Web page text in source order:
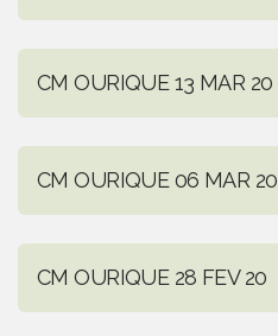
CM OURIQUE 13 MAR 20
CM OURIQUE 06 MAR 20
CM OURIQUE 28 FEV 20